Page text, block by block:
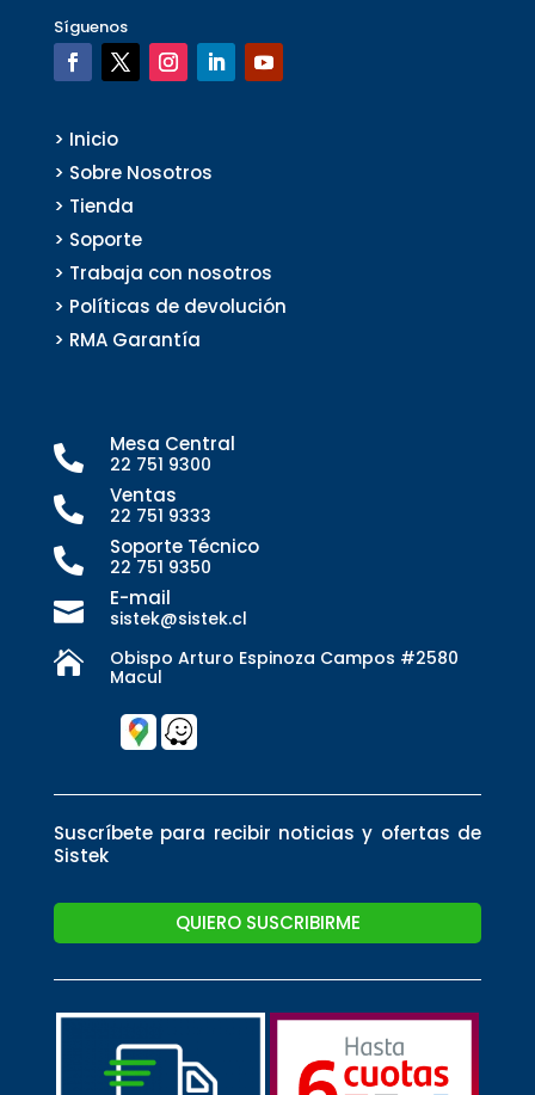
Síguenos
> Inicio
> Sobre Nosotros
> Tienda
> Soporte
> Trabaja con nosotros
> Políticas de devolución
> RMA Garantía
 Mesa Central
22 751 9300
 Ventas
22 751 9333
 Soporte Técnico
22 751 9350
 E-mail
sistek@sistek.cl

Obispo Arturo Espinoza Campos #2580
Macul
Suscríbete para recibir noticias y ofertas de
Sistek
QUIERO SUSCRIBIRME